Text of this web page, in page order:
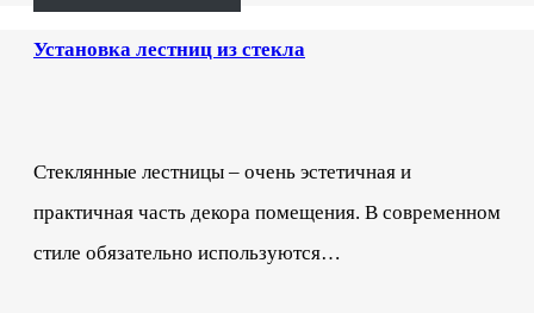
Установка лестниц из стекла
Стеклянные лестницы – очень эстетичная и
практичная часть декора помещения. В современном
стиле обязательно используются…